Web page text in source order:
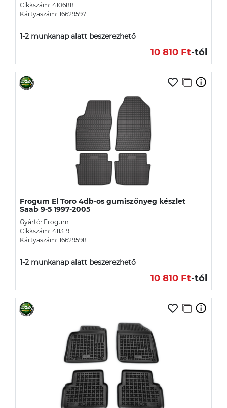
Cikkszám: 410688
Kártyaszám: 16629597
1-2 munkanap alatt beszerezhető
10 810 Ft-tól
Frogum El Toro 4db-os gumiszőnyeg készlet
Saab 9-5 1997-2005
Gyártó: Frogum
Cikkszám: 411319
Kártyaszám: 16629598
1-2 munkanap alatt beszerezhető
10 810 Ft-tól